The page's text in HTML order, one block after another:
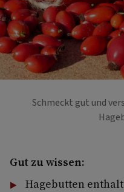
Schmeckt gut und
Gut zu wissen:
Hagebutten